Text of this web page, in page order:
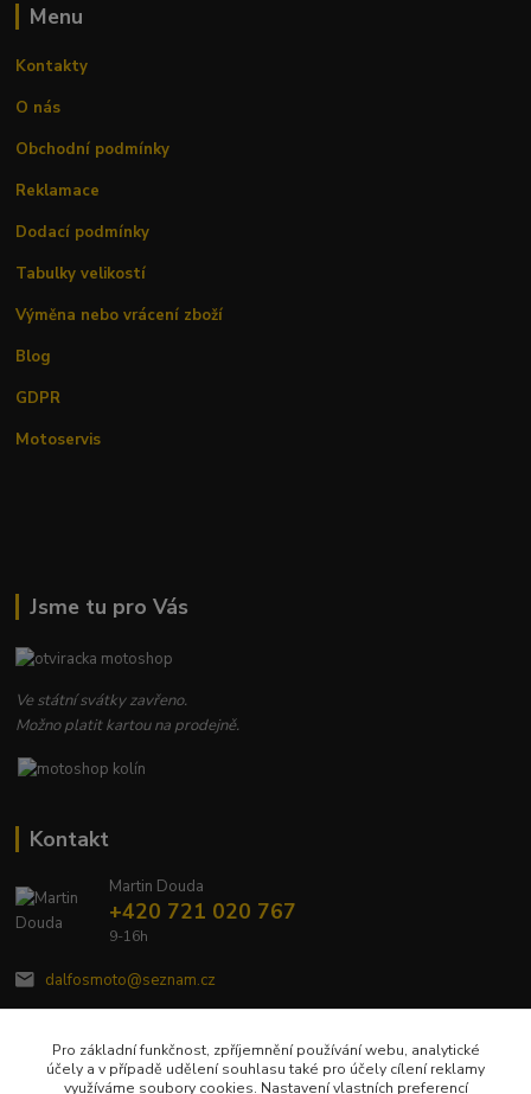
Menu
Kontakty
O nás
Obchodní podmínky
Reklamace
Dodací podmínky
Tabulky velikostí
Výměna nebo vrácení zboží
Blog
GDPR
Motoservis
Jsme tu pro Vás
Ve státní svátky zavřeno.
Možno platit kartou na prodejně.
Kontakt
Martin Douda
+420 721 020 767
9-16h
dalfosmoto@seznam.cz
Pro základní funkčnost, zpříjemnění používání webu, analytické
účely a v případě udělení souhlasu také pro účely cílení reklamy
využíváme soubory cookies. Nastavení vlastních preferencí